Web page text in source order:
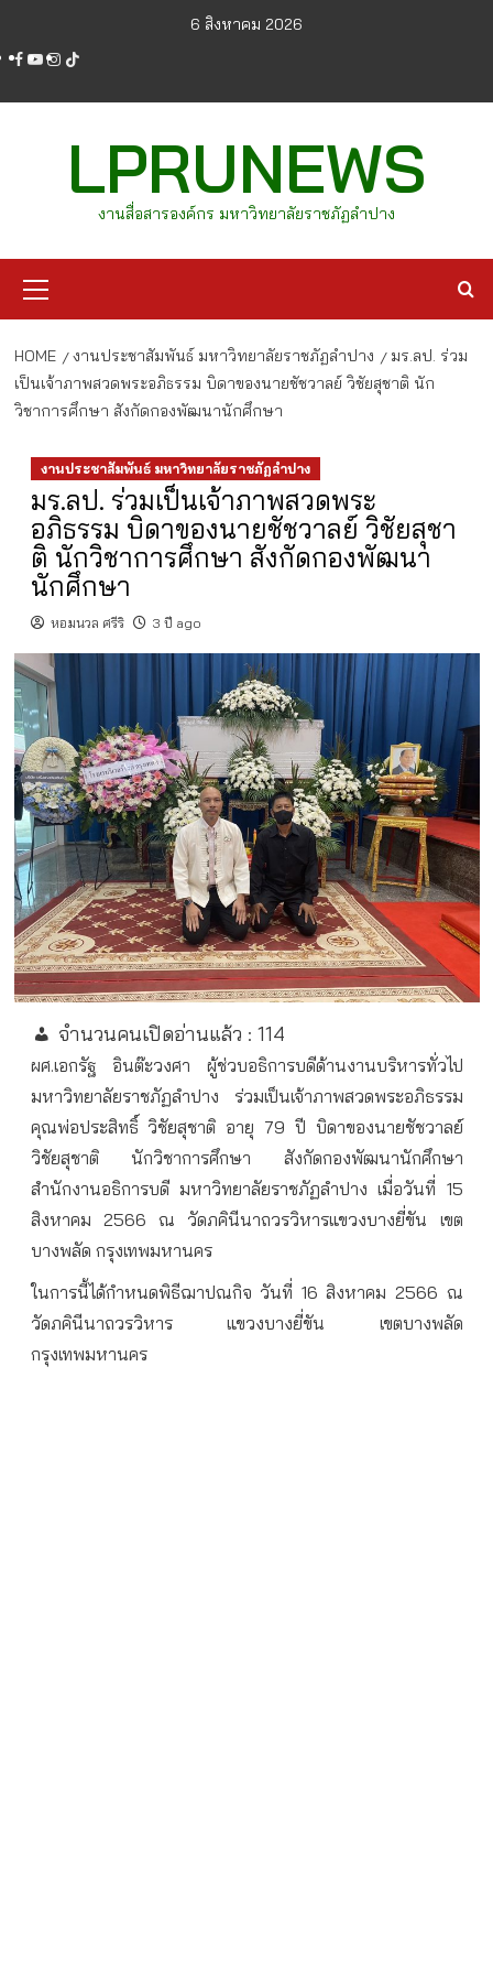
content
6 สิงหาคม 2026
facebook
youtube
instagram
tiktok
LPRUNEWS
งานสื่อสารองค์กร มหาวิทยาลัยราชภัฏลำปาง
Menu
HOME งานประชาสัมพันธ์ มหาวิทยาลัยราชภัฏลำปาง
มร.ลป. ร่วม
เป็นเจ้าภาพสวดพระอภิธรรม บิดาของนายชัชวาลย์ วิชัยสุชาติ นัก
วิชาการศึกษา สังกัดกองพัฒนานักศึกษา
งานประชาสัมพันธ์ มหาวิทยาลัยราชภัฏลำปาง
มร.ลป. ร่วมเป็นเจ้าภาพสวดพระ
อภิธรรม บิดาของนายชัชวาลย์ วิชัยสุชา
ติ นักวิชาการศึกษา สังกัดกองพัฒนา
นักศึกษา
หอมนวล ศรีริ 3 ปี ago
จำนวนคนเปิดอ่านแล้ว : 114
ผศ.เอกรัฐ อินต๊ะวงศา ผู้ช่วบอธิการบดีด้านงานบริหารทั่วไป
มหาวิทยาลัยราชภัฏลำปาง ร่วมเป็นเจ้าภาพสวดพระอภิธรรม
คุณพ่อประสิทธิ์ วิชัยสุชาติ อายุ 79 ปี บิดาของนายชัชวาลย์
วิชัยสุชาติ นักวิชาการศึกษา สังกัดกองพัฒนานักศึกษา
สำนักงานอธิการบดี มหาวิทยาลัยราชภัฏลำปาง เมื่อวันที่ 15
สิงหาคม 2566 ณ วัดภคินีนาถวรวิหารแขวงบางยี่ขัน เขต
บางพลัด กรุงเทพมหานคร
ในการนี้ได้กำหนดพิธีฌาปณกิจ วันที่ 16 สิงหาคม 2566 ณ
วัดภคินีนาถวรวิหาร แขวงบางยี่ขัน เขตบางพลัด
กรุงเทพมหานคร